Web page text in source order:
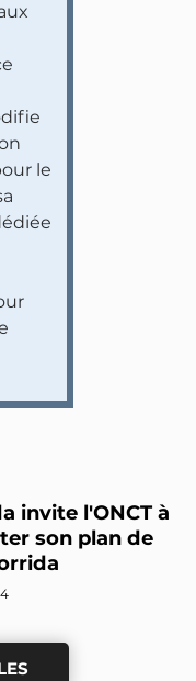
le
invite l'ONCT à
son plan de